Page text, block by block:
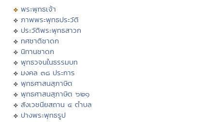
พระพุทธเจ้า
ภาพพระพุทธประวัติ
ประวัติพระพุทธสาวก
ทศชาติชาดก
นิทานชาดก
พุทธวจนในธรรมบท
มงคล ๓๘ ประการ
พุทธศาสนสุภาษิต
พุทธศาสนสุภาษิต ๖๒๑
สังเวชนียสถาน ๔ ตำบล
ปางพระพุทธรูป